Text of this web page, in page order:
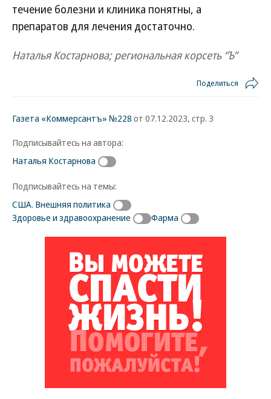
течение болезни и клиника понятны, а
препаратов для лечения достаточно.
Наталья Костарнова; региональная корсеть “Ъ”
Поделиться
Газета «Коммерсантъ» №228 от 07.12.2023, стр. 3
Подписывайтесь на автора:
Наталья Костарнова
Подписывайтесь на темы:
США. Внешняя политика
Здоровье и здравоохранение
Фарма